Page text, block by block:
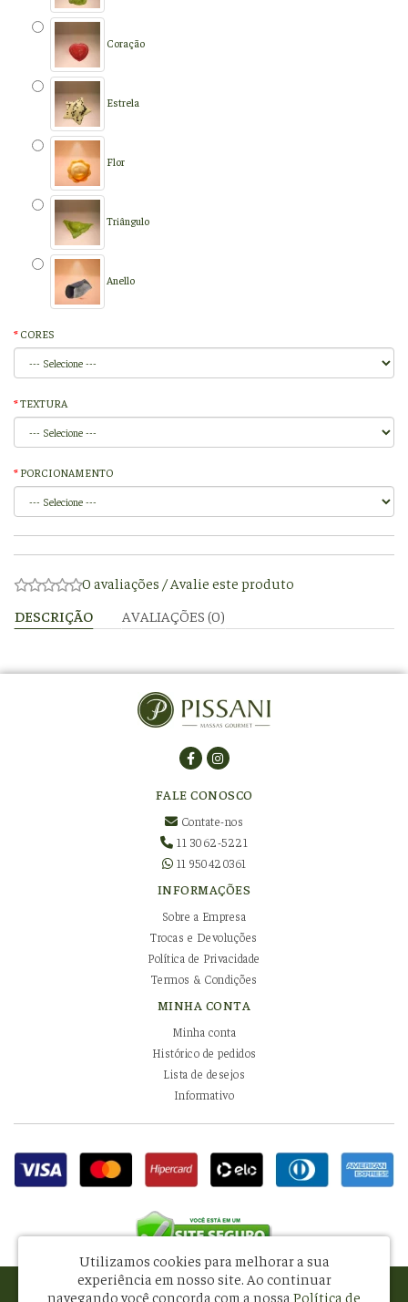
Coração
Estrela
Flor
Triângulo
Anello
CORES
TEXTURA
PORCIONAMENTO
0 avaliações /Avalie este produto
DESCRIÇÃO
AVALIAÇÕES (0)
FALE CONOSCO
Contate-nos
11 3062-5221
11 950420361
INFORMAÇÕES
Sobre a Empresa
Trocas e Devoluções
Política de Privacidade
Termos & Condições
MINHA CONTA
Minha conta
Histórico de pedidos
Lista de desejos
Informativo
Pissani Indústria e Comércio de Alimentos Ltda - CNPJ: 08.581.434/0001-34
Utilizamos cookies para melhorar a sua
experiência em nosso site. Ao continuar
navegando você concorda com a nossa Política de